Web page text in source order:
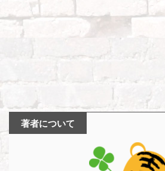
著者について